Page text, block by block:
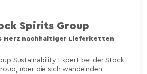
Spirits Group
Herz nachhaltiger Lieferketten
Sustainability Expert bei der Stock
über die sich wandelnden